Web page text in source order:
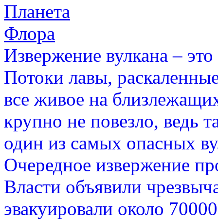
Планета
Флора
Извержение вулкана –
Потоки лавы,
все живое на
крупно не повезло, ведь
один из самых опасных
Очередное извержение
Власти объявили
эвакуировали около